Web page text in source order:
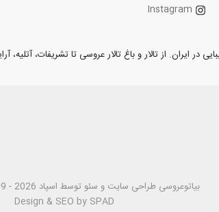
Instagram
ایران. از تالار و باغ تالار عروسی تا تشریفات،
بیاتوعروسی Copyright © 2009 - 2026 طراحی سايت و سئو توسط اسپاد
Design & SEO by SPAD